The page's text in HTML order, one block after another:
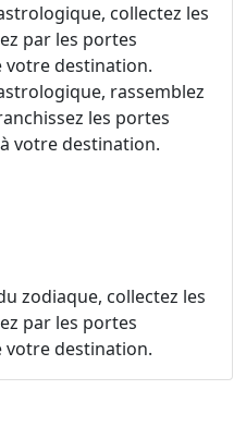
collectez les
par les portes
destination.
rassemblez
les portes
votre destination.
zodiaque, collectez les
par les portes
destination.